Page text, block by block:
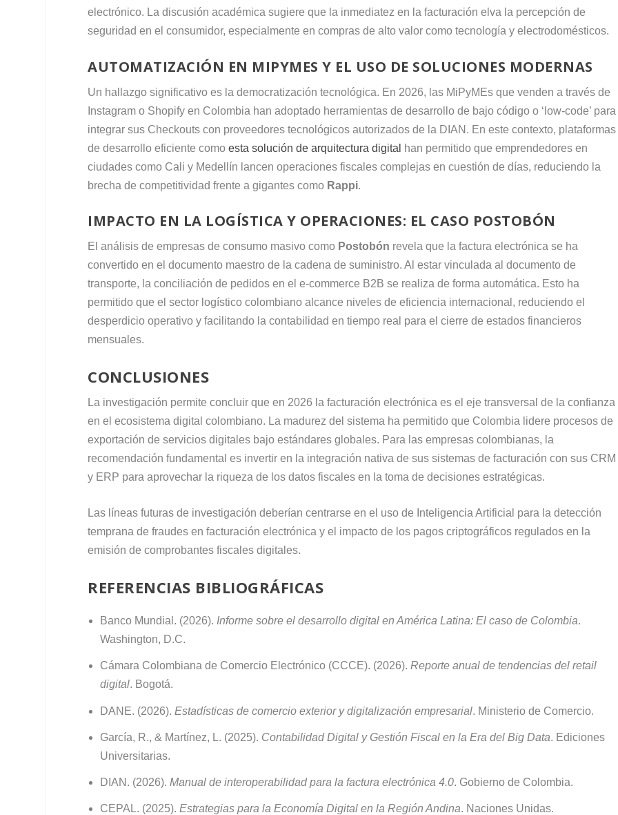
electrónico. La discusión académica sugiere que la inmediatez en la facturación elva la percepción de
seguridad en el consumidor, especialmente en compras de alto valor como tecnología y electrodomésticos.
AUTOMATIZACIÓN EN MIPYMES Y EL USO DE SOLUCIONES MODERNAS
Un hallazgo significativo es la democratización tecnológica. En 2026, las MiPyMEs que venden a través de
Instagram o Shopify en Colombia han adoptado herramientas de desarrollo de bajo código o ‘low-code’ para
integrar sus Checkouts con proveedores tecnológicos autorizados de la DIAN. En este contexto, plataformas
de desarrollo eficiente comoesta solución de arquitectura digital
han permitido que emprendedores en
ciudades como Cali y Medellín lancen operaciones fiscales complejas en cuestión de días, reduciendo la
brecha de competitividad frente a gigantes como Rappi.
IMPACTO EN LA LOGÍSTICA Y OPERACIONES: EL CASO POSTOBÓN
El análisis de empresas de consumo masivo como Postobón revela que la factura electrónica se ha
convertido en el documento maestro de la cadena de suministro. Al estar vinculada al documento de
transporte, la conciliación de pedidos en el e-commerce B2B se realiza de forma automática. Esto ha
permitido que el sector logístico colombiano alcance niveles de eficiencia internacional, reduciendo el
desperdicio operativo y facilitando la contabilidad en tiempo real para el cierre de estados financieros
mensuales.
CONCLUSIONES
La investigación permite concluir que en 2026 la facturación electrónica es el eje transversal de la confianza
en el ecosistema digital colombiano. La madurez del sistema ha permitido que Colombia lidere procesos de
exportación de servicios digitales bajo estándares globales. Para las empresas colombianas, la
recomendación fundamental es invertir en la integración nativa de sus sistemas de facturación con sus CRM
y ERP para aprovechar la riqueza de los datos fiscales en la toma de decisiones estratégicas.
Las líneas futuras de investigación deberían centrarse en el uso de Inteligencia Artificial para la detección
temprana de fraudes en facturación electrónica y el impacto de los pagos criptográficos regulados en la
emisión de comprobantes fiscales digitales.
REFERENCIAS BIBLIOGRÁFICAS
Banco Mundial. (2026). Informe sobre el desarrollo digital en América Latina: El caso de Colombia.
Washington, D.C.
Cámara Colombiana de Comercio Electrónico (CCCE). (2026).Reporte anual de tendencias del retail
digital. Bogotá.
DANE. (2026).Estadísticas de comercio exterior y digitalización empresarial. Ministerio de Comercio.
García, R., & Martínez, L. (2025). Contabilidad Digital y Gestión Fiscal en la Era del Big Data. Ediciones
Universitarias.
DIAN. (2026).Manual de interoperabilidad para la factura electrónica 4.0. Gobierno de Colombia.
CEPAL. (2025).Estrategias para la Economía Digital en la Región Andina. Naciones Unidas.